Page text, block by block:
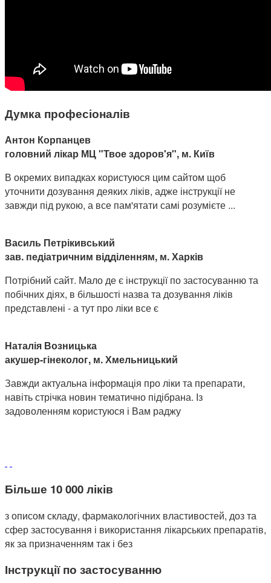
Думка професіоналів
Антон Корпанцев
головний лікар МЦ "Твое здоров'я", м. Київ
В окремих випадках користуюся цим сайтом щоб
уточнити дозування деяких ліків, адже інструкції не
завжди під рукою, а все пам'ятати самі розумієте ...
Василь Петрікивський
зав. педіатричним відділенням, м. Харків
Потрібний сайт. Мало де є інструкції по застосуванню та
побічних діях, в більшості назва та дозування ліків
представлені - а тут про ліки все є
Наталія Возницька
акушер-гінеколог, м. Хмельницький
Завжди актуальна інформація про ліки та препарати,
навіть стрічка новин тематично підібрана. Із
задоволенням користуюся і Вам раджу
Більше 10 000 ліків
з описом складу, фармакологічних властивостей, доз та
сфер застосування і використання лікарських препаратів,
як за призначенням так і без
Інструкції по застосуванню